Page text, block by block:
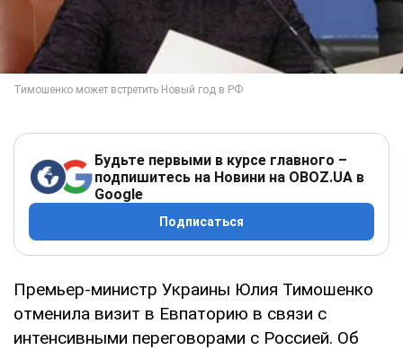
Будьте первыми в курсе главного –
подпишитесь на Новини на OBOZ.UA в
Google
Подписаться
Премьер-министр Украины Юлия Тимошенко
отменила визит в Евпаторию в связи с
интенсивными переговорами с Россией. Об